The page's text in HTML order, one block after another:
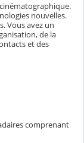
nouvelles.
Vous avez un
de la
et des
comprenant